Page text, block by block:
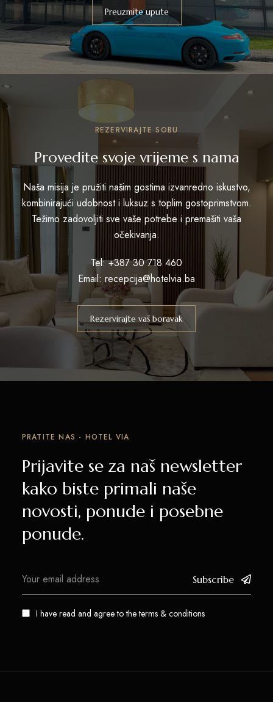
Preuzmite upute
REZERVIRAJTE SOBU
Provedite svoje vrijeme s nama
Naša misija je pružiti našim gostima izvanredno iskustvo,
kombinirajući udobnost i luksuz s toplim gostoprimstvom.
Težimo zadovoljiti sve vaše potrebe i premašiti vaša
očekivanja.
Tel: +387 30 718 460
Email: recepcija@hotelvia.ba
Rezervirajte vaš boravak
PRATITE NAS - HOTEL VIA
Prijavite se za naš newsletter
kako biste primali naše
novosti, ponude i posebne
ponude.
Subscribe
I have read and agree to theterms & conditions